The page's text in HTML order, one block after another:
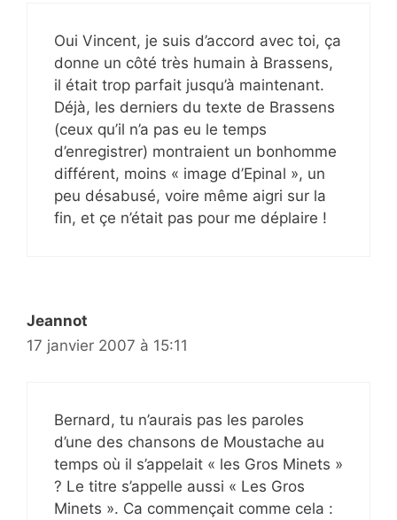
Oui Vincent, je suis d’accord avec toi, ça
donne un côté très humain à Brassens,
il était trop parfait jusqu’à maintenant.
Déjà, les derniers du texte de Brassens
(ceux qu’il n’a pas eu le temps
d’enregistrer) montraient un bonhomme
différent, moins « image d’Epinal », un
peu désabusé, voire même aigri sur la
fin, et çe n’était pas pour me déplaire !
Jeannot
17 janvier 2007 à 15:11
Bernard, tu n’aurais pas les paroles
d’une des chansons de Moustache au
temps où il s’appelait « les Gros Minets »
? Le titre s’appelle aussi « Les Gros
Minets ». Ca commençait comme cela :